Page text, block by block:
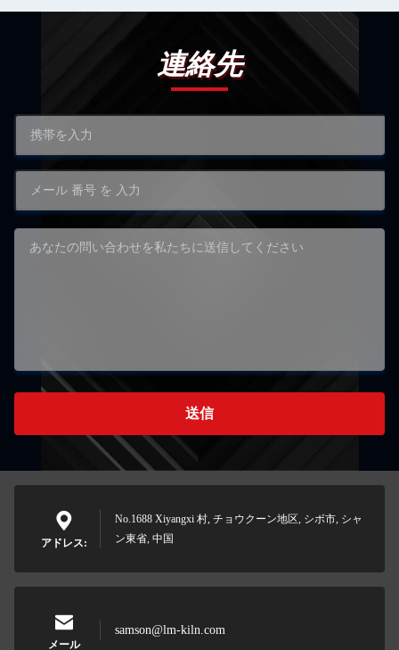
連絡先
送信
アドレス:
No.1688 Xiyangxi 村, チョウクーン地区, シボ市, シャ
ン東省, 中国
メール
samson@lm-kiln.com